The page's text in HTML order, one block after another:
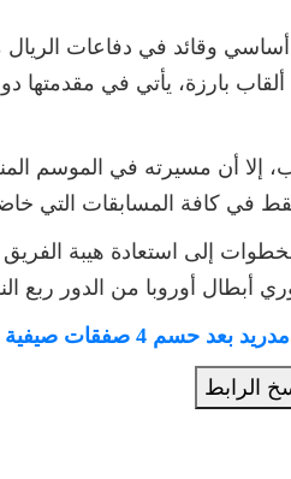
ألقاب بارزة، يأتي في مقدمتها
إلى استعادة هيبة
من الدور ربع النهائي، فضلاً عن
الرابط